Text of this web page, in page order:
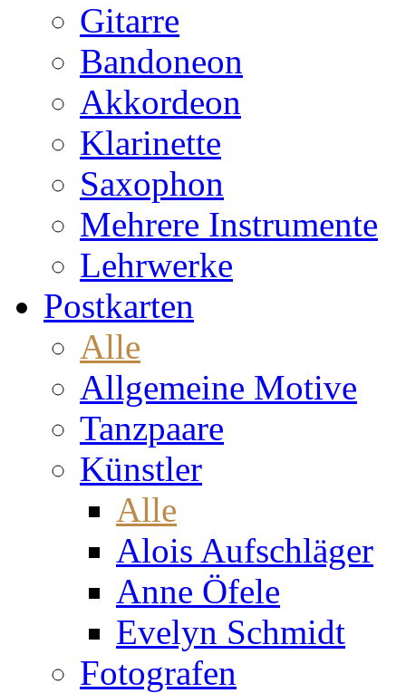
Gitarre
Bandoneon
Akkordeon
Klarinette
Saxophon
Mehrere Instrumente
Lehrwerke
Postkarten
Alle
Allgemeine Motive
Tanzpaare
Künstler
Alle
Alois Aufschläger
Anne Öfele
Evelyn Schmidt
Fotografen